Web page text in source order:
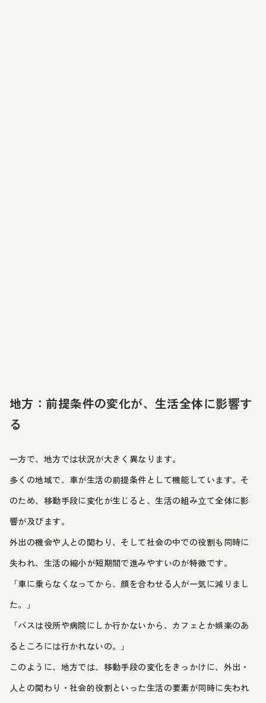
地方：前提条件の変化が、生活全体に影響す
る
一方で、地方では状況が大きく異なります。
多くの地域で、車が生活の前提条件として機能しています。そ
のため、移動手段に変化が生じると、生活の組み立て全体に影
響が及びます。
外出の機会や人との関わり、そして社会の中での役割も同時に
失われ、生活の縮小が短期間で進みやすいのが特徴です。
「車に乗らなくなってから、顔を合わせる人が一気に減りまし
た。」
「バスは役所や病院にしか行かないから、カフェとか娯楽のあ
るところには行かれないの。」
このように、地方では、移動手段の変化をきっかけに、外出・
人との関わり・社会的役割といった生活の要素が同時に失われ